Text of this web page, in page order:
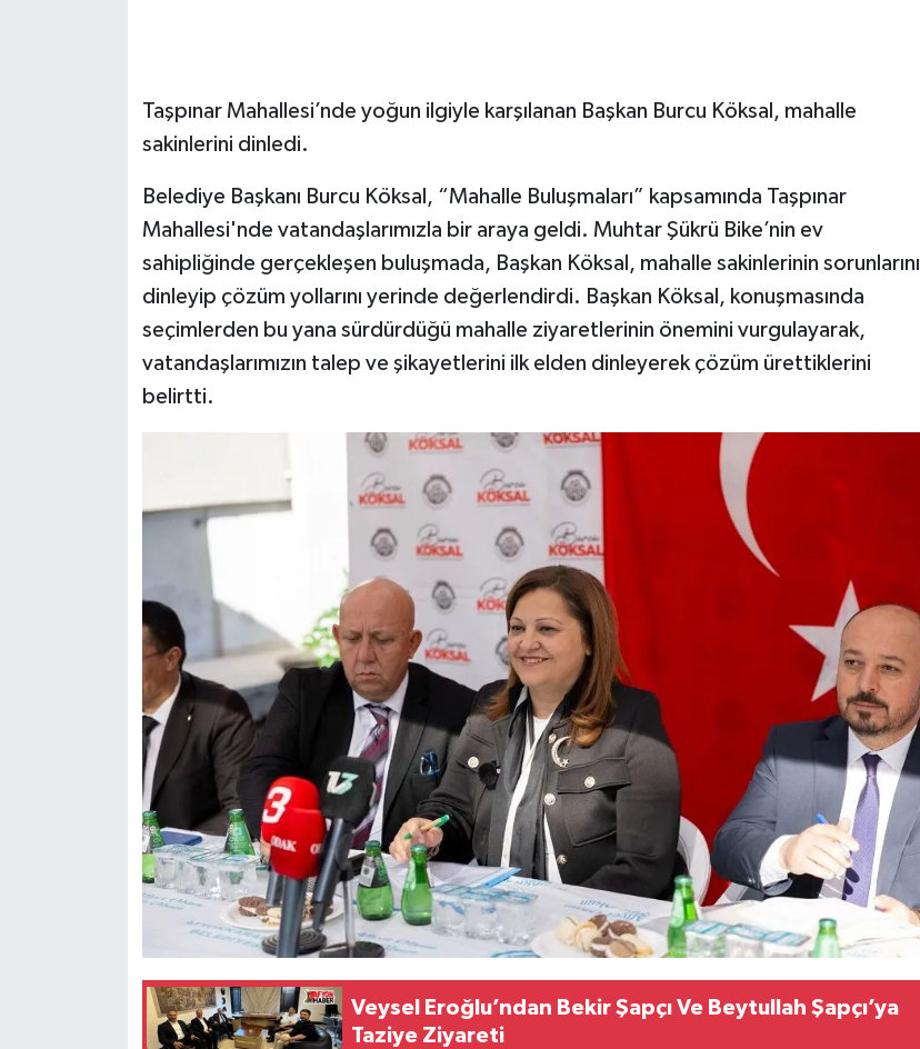
Taşpınar Mahallesi’nde yoğun ilgiyle karşılanan Başkan Burcu Köksal, mahalle
sakinlerini dinledi.
Belediye Başkanı Burcu Köksal, “Mahalle Buluşmaları” kapsamında Taşpınar
Mahallesi'nde vatandaşlarımızla bir araya geldi. Muhtar Şükrü Bike’nin ev
sahipliğinde gerçekleşen buluşmada, Başkan Köksal, mahalle sakinlerinin sorunlarını
dinleyip çözüm yollarını yerinde değerlendirdi. Başkan Köksal, konuşmasında
seçimlerden bu yana sürdürdüğü mahalle ziyaretlerinin önemini vurgulayarak,
vatandaşlarımızın talep ve şikayetlerini ilk elden dinleyerek çözüm ürettiklerini
belirtti.
Veysel Eroğlu’ndan Bekir Şapçı Ve Beytullah Şapçı’ya
Taziye Ziyareti